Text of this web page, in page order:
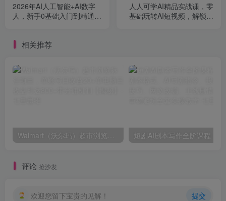
2026年AI人工智能+AI数字
人，新手0基础入门到精通全
人人可学AI精品实战课，零
基础玩转AI短视频，解锁流
相关推荐
评论 抢沙发
欢迎您留下宝贵的见解！ 提交